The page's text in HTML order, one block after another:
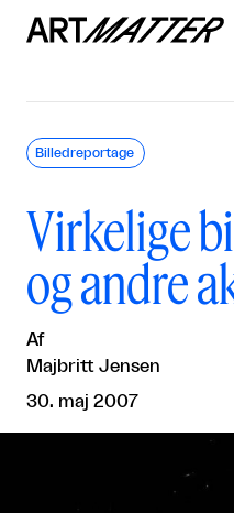
Virkelige
og andre
Af
Majbritt Jensen
30. maj 2007
Billedreportage